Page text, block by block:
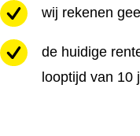
wij rekenen
de huidige
looptijd van 10